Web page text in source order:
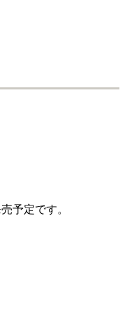
予定です。